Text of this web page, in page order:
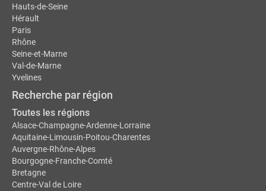
Hauts-de-Seine
Hérault
Paris
Rhône
Seine-et-Marne
Val-de-Marne
Yvelines
Recherche par région
Toutes les régions
Alsace-Champagne-Ardenne-Lorraine
Aquitaine-Limousin-Poitou-Charentes
Auvergne-Rhône-Alpes
Bourgogne-Franche-Comté
Bretagne
Centre-Val de Loire